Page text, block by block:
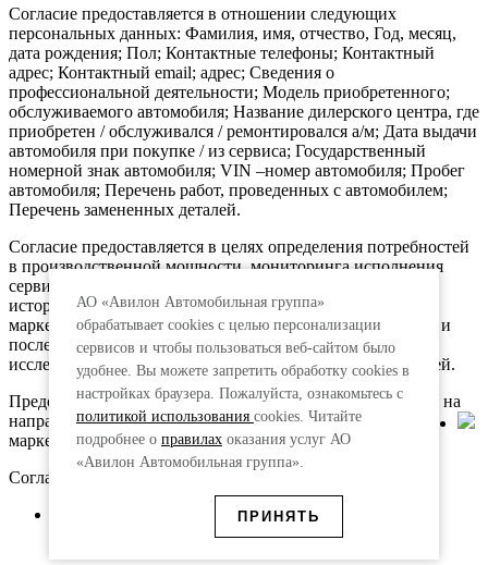
АО «Авилон Автомобильная группа»
обрабатывает cookies с целью персонализации
сервисов и чтобы пользоваться веб-сайтом было
удобнее. Вы можете запретить обработку сookies в
настройках браузера. Пожалуйста, ознакомьтесь с
политикой использования cookies. Читайте
подробнее о правилахоказания услуг АО
«Авилон Автомобильная группа».
ПРИНЯТЬ
Согласие предоставляется в отношении следующих
персональных данных: Фамилия, имя, отчество, Год, месяц,
дата рождения; Пол; Контактные телефоны; Контактный
адрес; Контактный email; адрес; Сведения о
профессиональной деятельности; Модель приобретенного;
обслуживаемого автомобиля; Название дилерского центра, где
приобретен / обслуживался / ремонтировался а/м; Дата выдачи
автомобиля при покупке / из сервиса; Государственный
номерной знак автомобиля; VIN –номер автомобиля; Пробег
автомобиля; Перечень работ, проведенных с автомобилем;
Перечень замененных деталей.
Согласие предоставляется в целях определения потребностей
в производственной мощности, мониторинга исполнения
сервисными центрами гарантийной политики; ведения
истории обращения в сервисные центры; проведения
маркетинговых исследований в области продаж, сервиса и
послепродажного обслуживания; для рекламных,
исследовательских, информационных, а также иных целей.
Предоставляя свои персональные данные, я даю согласие на
направление мне рекламной информации и участие в
маркетинговых опросах.
Согласие предоставляется:
АО «Авилон АГ», адрес: 109316, г. Москва,
Волгоградский пр., д.43, корп.3